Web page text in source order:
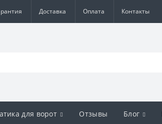
Доставка Оплата Контакты
для ворот Отзывы Блог